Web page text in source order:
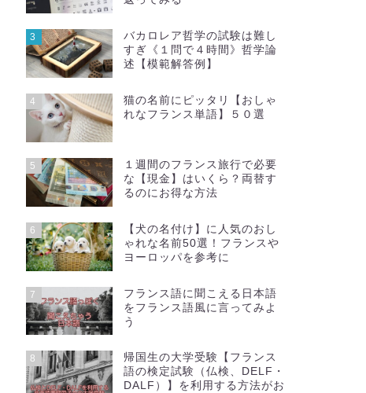
3
バカロレア哲学の試験は難し
すぎ《１問で４時間》哲学論
述【模範解答例】
4
猫の名前にピッタリ【おしゃ
れなフランス単語】５０選
5
１週間のフランス旅行で必要
な【現金】はいくら？両替す
るのにお得な方法
6
【犬の名付け】に人気のおし
ゃれな名前50選！フランスや
ヨーロッパを参考に
7
フランス語に聞こえる日本語
をフランス語風に言ってみよ
う
8
帰国生の大学受験【フランス
語の検定試験（仏検、DELF・
DALF）】を利用する方法がお